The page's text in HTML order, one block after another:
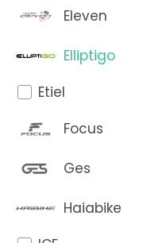
Eleven
Elliptigo
Etiel
Focus
Ges
Haiabike